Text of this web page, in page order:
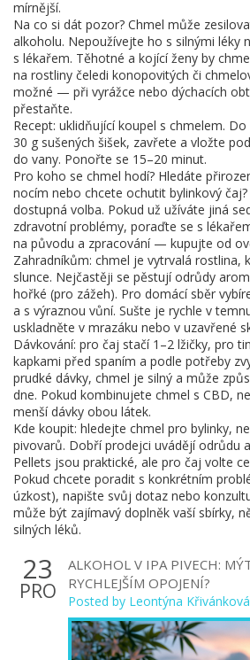
mírnější.
Na co si dát pozor? Chmel může
alkoholu. Nepoužívejte ho s silnými léky
s lékařem. Těhotné a kojící ženy by
na rostliny čeledi konopovitých či
možné — při vyrážce nebo dýchacích
přestaňte.
Recept: uklidňující koupel s chmelem.
30 g sušených šišek, zavřete a vložte
do vany. Ponořte se 15–20 minut.
Pro koho se chmel hodí? Hledáte
nocím nebo chcete ochutit bylinkový
dostupná volba. Pokud už užíváte jiná
zdravotní problémy, poraďte se s
na původu a zpracování — kupujte od
Zahradníkům: chmel je vytrvalá rostlina,
slunce. Nejčastěji se pěstují odrůdy
hořké (pro zážeh). Pro domácí sběr
a s výraznou vůní. Sušte je rychle v
uskladněte v mrazáku nebo v uzavřené
Dávkování: pro čaj stačí 1–2 lžičky, pro
kapkami před spaním a podle potřeby
prudké dávky, chmel je silný a může
dne. Pokud kombinujete chmel s CBD,
menší dávky obou látek.
Kde koupit: hledejte chmel pro bylinky,
pivovarů. Dobří prodejci uvádějí odrůdu
Pellets jsou praktické, ale pro čaj volte
Pokud chcete poradit s konkrétním
úzkost), napište svůj dotaz nebo
může být zajímavý doplněk vaší sbírky,
silných léků.
23
PRO
ALKOHOL V IPA PIVECH:
RYCHLEJŠÍM OPOJENÍ?
Posted by Leontýna Křivánková